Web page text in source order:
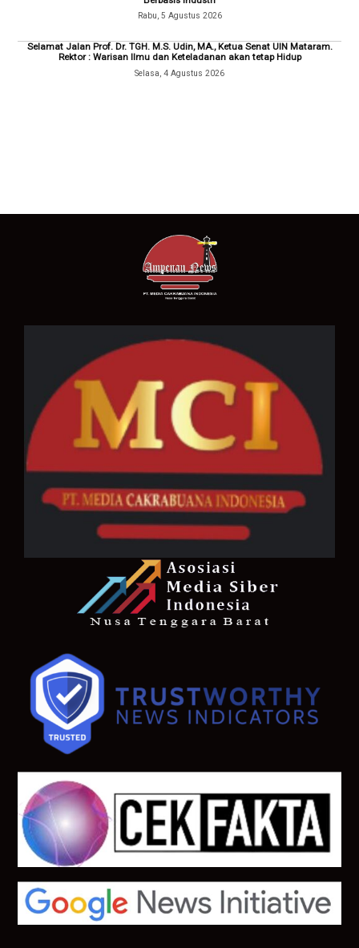
Rabu, 5 Agustus 2026
Selamat Jalan Prof. Dr. TGH. M.S. Udin, MA., Ketua Senat UIN Mataram.
Rektor : Warisan Ilmu dan Keteladanan akan tetap Hidup
Selasa, 4 Agustus 2026